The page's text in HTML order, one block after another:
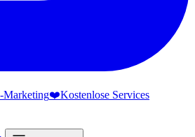
Marketing❤️Kostenlose Services